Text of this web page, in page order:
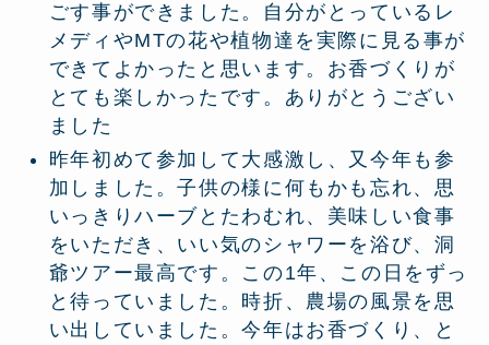
ごす事ができました。自分がとっているレ
メディやMTの花や植物達を実際に見る事が
できてよかったと思います。お香づくりが
とても楽しかったです。ありがとうござい
ました
昨年初めて参加して大感激し、又今年も参
加しました。子供の様に何もかも忘れ、思
いっきりハーブとたわむれ、美味しい食事
をいただき、いい気のシャワーを浴び、洞
爺ツアー最高です。この1年、この日をずっ
と待っていました。時折、農場の風景を思
い出していました。今年はお香づくり、と